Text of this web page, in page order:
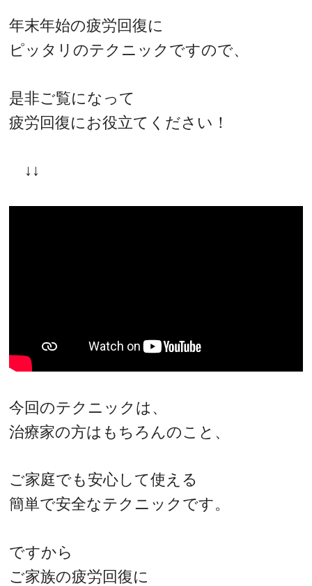
年末年始の疲労回復に
ピッタリのテクニックですので、
是非ご覧になって
疲労回復にお役立てください！
↓↓
今回のテクニックは、
治療家の方はもちろんのこと、
ご家庭でも安心して使える
簡単で安全なテクニックです。
ですから
ご家族の疲労回復に